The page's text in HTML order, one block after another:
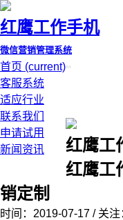
红鹰工作手机
微信营销管理系统
首页 (current)
客服系统
适应行业
联系我们
申请试用
新闻资讯
红鹰工
红鹰工
销定制
时间：2019-07-17 / 关